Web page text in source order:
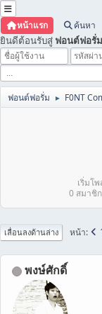
หน้าแรก ค้นหา
ยินดีต้อนรับสู่ ฟอนต์ฟอรั่ม
ฟอนต์ฟอรั่ม ► F0NT
เริ่มโ
0 สมาชิ
เลื่อนลงด้านล่าง หน้า
พงษ์ศักดิ์